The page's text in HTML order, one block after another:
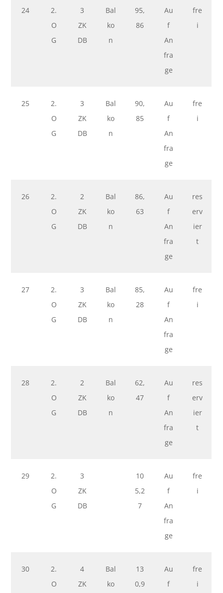
24
2.
O
G
3
ZK
DB
Bal
ko
n
95,
86
Au
f
An
fra
ge
fre
i
25
2.
O
G
3
ZK
DB
Bal
ko
n
90,
85
Au
f
An
fra
ge
fre
i
26
2.
O
G
2
ZK
DB
Bal
ko
n
86,
63
Au
f
An
fra
ge
res
erv
ier
t
27
2.
O
G
3
ZK
DB
Bal
ko
n
85,
28
Au
f
An
fra
ge
fre
i
28
2.
O
G
2
ZK
DB
Bal
ko
n
62,
47
Au
f
An
fra
ge
res
erv
ier
t
29
2.
O
G
3
ZK
DB
10
5,2
7
Au
f
An
fra
ge
fre
i
30
2.
O
4
ZK
Bal
ko
13
0,9
Au
f
fre
i